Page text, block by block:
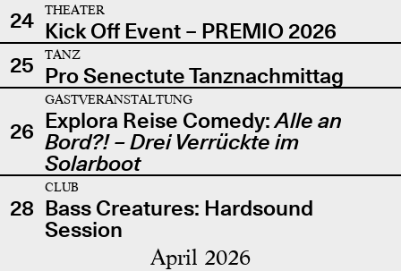
24
THEATER
Kick Off Event – PREMIO 2026
25
TANZ
Pro Senectute Tanznachmittag
26
GASTVERANSTALTUNG
Explora Reise Comedy:Alle an
Bord?! – Drei Verrückte im
Solarboot
28
CLUB
Bass Creatures: Hardsound
Session
April 2026